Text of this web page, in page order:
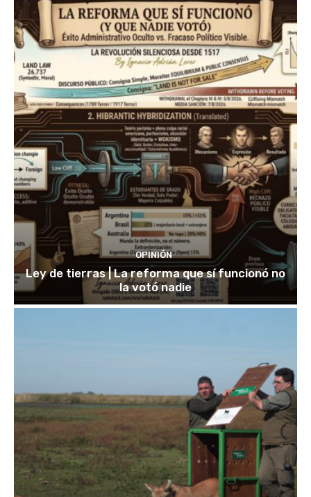
OPINIÓN
Ley de tierras | La reforma que sí funcionó no
la votó nadie